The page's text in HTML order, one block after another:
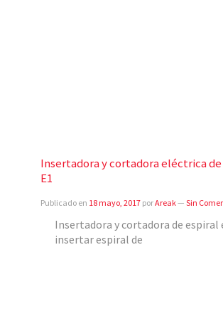
Insertadora y cortadora eléctrica
E1
Publicado en 18 mayo, 2017porAreak— Sin
Insertadora y cortadora de espiral
insertar espiral de